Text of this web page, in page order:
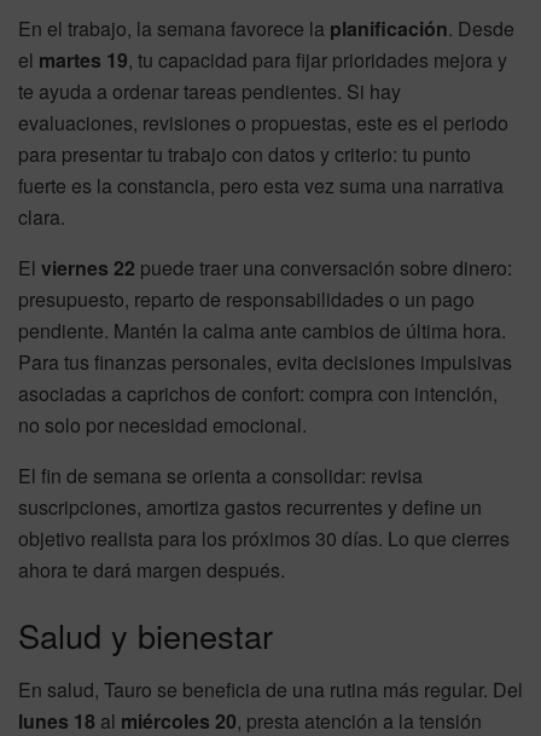
En el trabajo, la semana favorece la planificación. Desde
el martes 19, tu capacidad para fijar prioridades mejora y
te ayuda a ordenar tareas pendientes. Si hay
evaluaciones, revisiones o propuestas, este es el periodo
para presentar tu trabajo con datos y criterio: tu punto
fuerte es la constancia, pero esta vez suma una narrativa
clara.
El viernes 22 puede traer una conversación sobre dinero:
presupuesto, reparto de responsabilidades o un pago
pendiente. Mantén la calma ante cambios de última hora.
Para tus finanzas personales, evita decisiones impulsivas
asociadas a caprichos de confort: compra con intención,
no solo por necesidad emocional.
El fin de semana se orienta a consolidar: revisa
suscripciones, amortiza gastos recurrentes y define un
objetivo realista para los próximos 30 días. Lo que cierres
ahora te dará margen después.
Salud y bienestar
En salud, Tauro se beneficia de una rutina más regular. Del
lunes 18 al miércoles 20, presta atención a la tensión